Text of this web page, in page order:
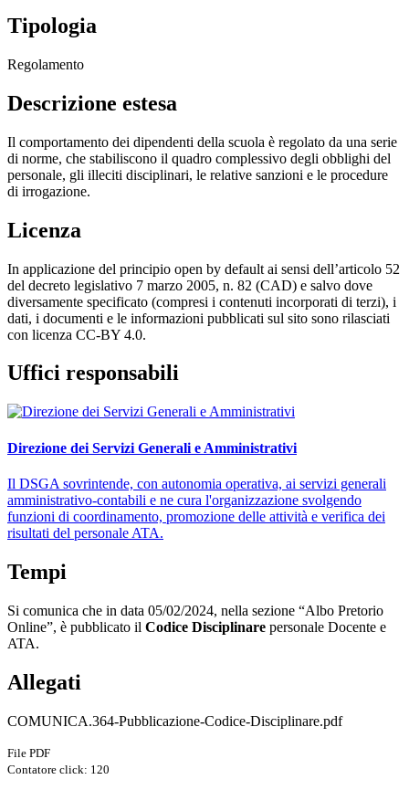
Tipologia
Regolamento
Descrizione estesa
Il comportamento dei dipendenti della scuola è regolato da una serie
di norme, che stabiliscono il quadro complessivo degli obblighi del
personale, gli illeciti disciplinari, le relative sanzioni e le procedure
di irrogazione.
Licenza
In applicazione del principio open by default ai sensi dell’articolo 52
del decreto legislativo 7 marzo 2005, n. 82 (CAD) e salvo dove
diversamente specificato (compresi i contenuti incorporati di terzi), i
dati, i documenti e le informazioni pubblicati sul sito sono rilasciati
con licenza CC-BY 4.0.
Uffici responsabili
Direzione dei Servizi Generali e Amministrativi
Il DSGA sovrintende, con autonomia operativa, ai servizi generali
amministrativo-contabili e ne cura l'organizzazione svolgendo
funzioni di coordinamento, promozione delle attività e verifica dei
risultati del personale ATA.
Tempi
Si comunica che in data 05/02/2024, nella sezione “Albo Pretorio
Online”, è pubblicato il Codice Disciplinare personale Docente e
ATA.
Allegati
COMUNICA.364-Pubblicazione-Codice-Disciplinare.pdf
File PDF
Contatore click: 120